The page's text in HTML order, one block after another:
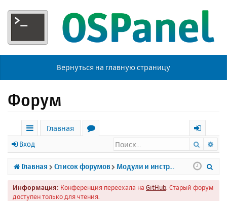
Вернуться на главную страницу
Форум
с
ы
л
к
Главная
р
у
м
х
о
д
Вход Поиск
Главная Список форумов Модули и инструменты
Информация: Конференция переехала на GitHub . Старый форум
доступен только для чтения.